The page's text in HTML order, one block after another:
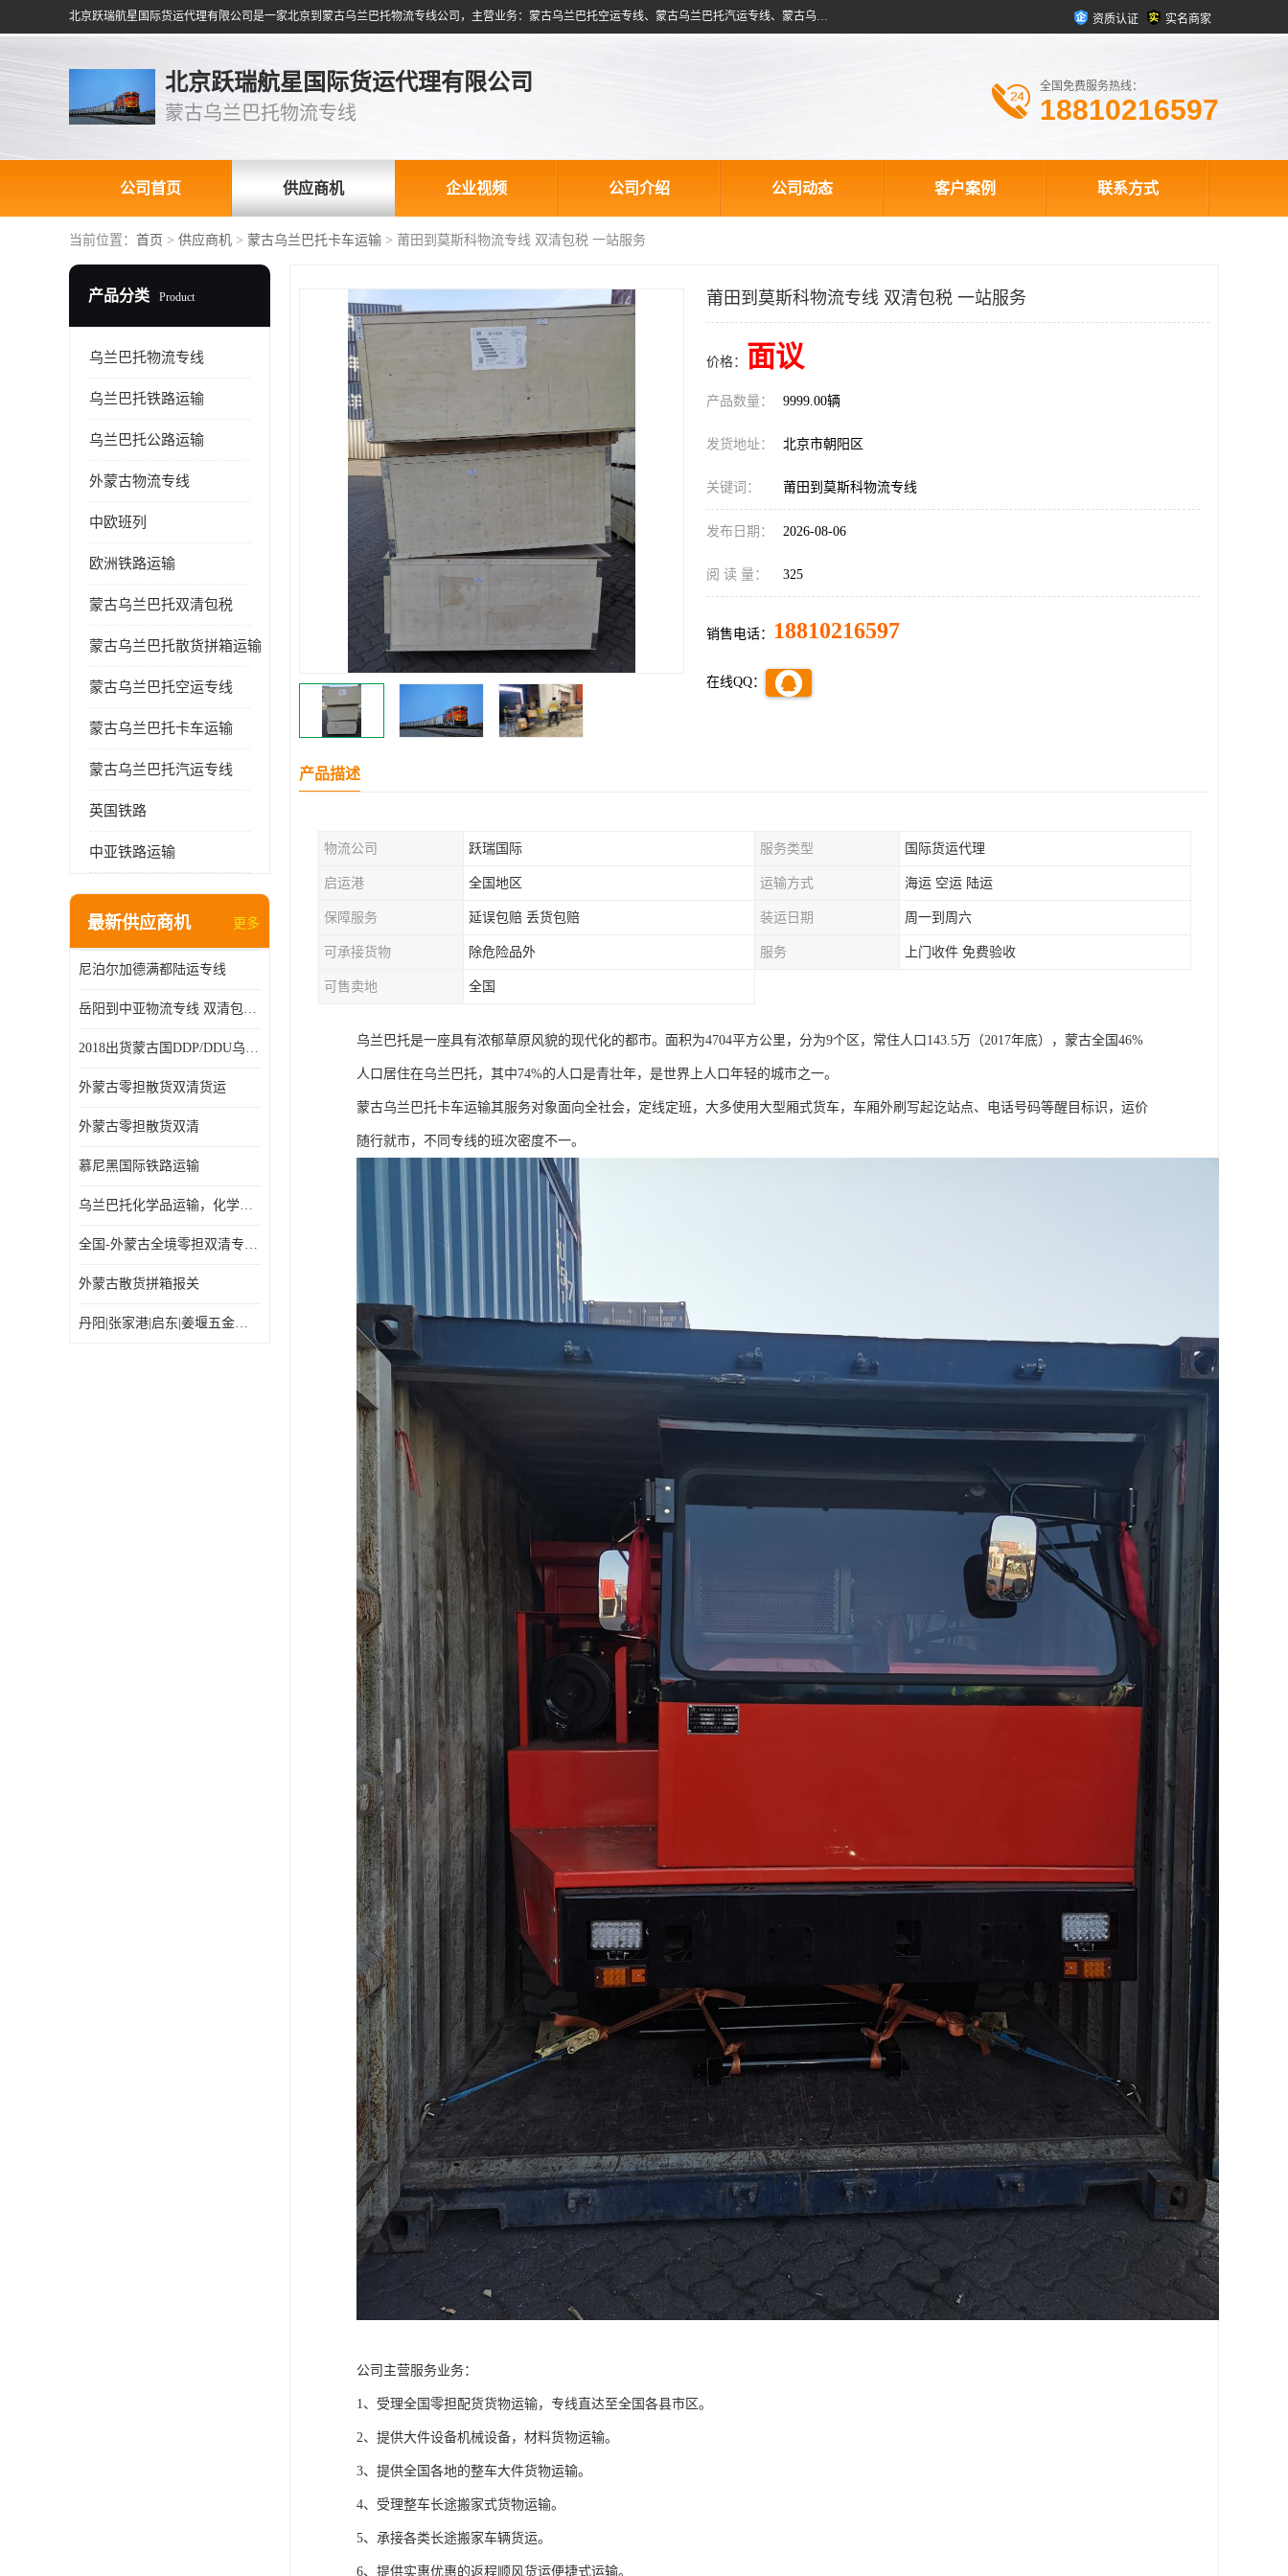
北京跃瑞航星国际货运代理有限公司是一家北京到蒙古乌兰巴托物流专线公司，主营业务：蒙古乌兰巴托空运专线、蒙古乌兰巴托汽运专线、蒙古乌兰巴托散货拼箱、蒙古乌兰巴托双清包税、蒙古乌兰巴托铁路运输等运输服务。以北京为中心服务于全国各地，运输能力及代理网络覆盖蒙古、俄罗斯、中亚五国各主要城市及站点。 资质认证 实名商家
北京跃瑞航星国际货运代理有限公司
蒙古乌兰巴托物流专线
全国免费服务热线：
18810216597
公司首页 供应商机 企业视频 公司介绍 公司动态 客户案例 联系方式
当前位置： 首页 > 供应商机 > 蒙古乌兰巴托卡车运输 > 莆田到莫斯科物流专线 双清包税 一站服务
产品分类 Product
乌兰巴托物流专线
乌兰巴托铁路运输
乌兰巴托公路运输
外蒙古物流专线
中欧班列
欧洲铁路运输
蒙古乌兰巴托双清包税
蒙古乌兰巴托散货拼箱运输
蒙古乌兰巴托空运专线
蒙古乌兰巴托卡车运输
蒙古乌兰巴托汽运专线
英国铁路
中亚铁路运输
最新供应商机 更多
尼泊尔加德满都陆运专线
岳阳到中亚物流专线 双清包税 一站服务
2018出货蒙古国DDP/DDU乌兰巴托双清国际物流专线
外蒙古零担散货双清货运
外蒙古零担散货双清
慕尼黑国际铁路运输
乌兰巴托化学品运输，化学品怎么运到乌兰巴托
全国-外蒙古全境零担双清专线/外蒙古DDP双清
外蒙古散货拼箱报关
丹阳|张家港|启东|姜堰五金机电工具出口乌兰巴托怎么运输较划算
莆田到莫斯科物流专线 双清包税 一站服务
价格： 面议
产品数量： 9999.00辆
发货地址： 北京市朝阳区
关键词： 莆田到莫斯科物流专线
发布日期： 2026-08-06
阅 读 量： 325
销售电话： 18810216597
在线QQ：
产品描述
物流公司 跃瑞国际 服务类型 国际货运代理
启运港 全国地区 运输方式 海运 空运 陆运
保障服务 延误包赔 丢货包赔 装运日期 周一到周六
可承接货物 除危险品外 服务 上门收件 免费验收
可售卖地 全国
乌兰巴托是一座具有浓郁草原风貌的现代化的都市。面积为4704平方公里，分为9个区，常住人口143.5万（2017年底），蒙古全国46%
人口居住在乌兰巴托，其中74%的人口是青壮年，是世界上人口年轻的城市之一。
蒙古乌兰巴托卡车运输其服务对象面向全社会，定线定班，大多使用大型厢式货车，车厢外刷写起讫站点、电话号码等醒目标识，运价
随行就市，不同专线的班次密度不一。
公司主营服务业务：
1、受理全国零担配货货物运输，专线直达至全国各县市区。
2、提供大件设备机械设备，材料货物运输。
3、提供全国各地的整车大件货物运输。
4、受理整车长途搬家式货物运输。
5、承接各类长途搬家车辆货运。
6、提供实惠优惠的返程顺风货运便捷式运输。